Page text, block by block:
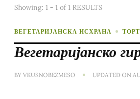
Showing: 1 - 1 of 1 RESULTS
ВЕГЕТАРИЈАНСКА ИСХРАНА
Вегетаријанско
BY VKUSNOBEZMESO UPDATED ON